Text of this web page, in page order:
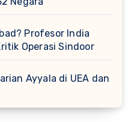
Profesor India
Operasi Sindoor
Ayyala di UEA dan